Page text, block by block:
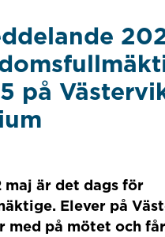
på
maj är det dags för
Elever på
med på mötet och